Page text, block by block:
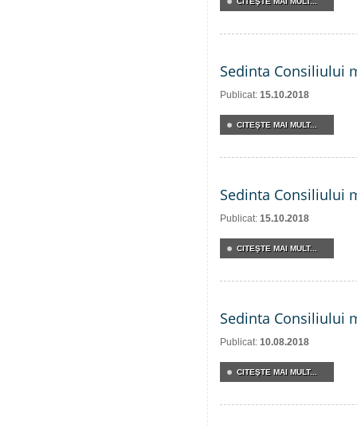
Sedinta Consiliului
Publicat: 15.10.2018
CITEŞTE MAI MULT...
Sedinta Consiliului
Publicat: 15.10.2018
CITEŞTE MAI MULT...
Sedinta Consiliului
Publicat: 10.08.2018
CITEŞTE MAI MULT...